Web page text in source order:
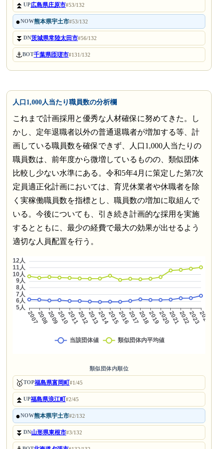
⏫UP広島県庄原市#53/132
●NOW熊本県宇土市#53/132
⏬DN茨城県常陸太田市#56/132
⚓BOT千葉県匝瑳市#131/132
人口1,000人当たり職員数の分析欄
これまで計画採用と優秀な人材確保に努めてきた。し
かし、定年退職者以外の普通退職者が増加する等、計
画している職員数を確保できず、人口1,000人当たりの
職員数は、前年度から微増しているものの、類似団体
比較し少ない水準にある。令和5年4月に策定した第7次
定員適正化計画においては、育児休業者や休職者を除
く実稼働職員数を指標とし、職員数の増加に取組んで
いる。今後についても、引き続き計画的な採用を実施
するとともに、最少の経費で最大の効果が出せるよう
適切な人員配置を行う。
類似団体内順位
🥇TOP福島県富岡町#1/45
⏫UP福島県浪江町#2/45
●NOW熊本県宇土市#2/132
⏬DN山形県東根市#3/132